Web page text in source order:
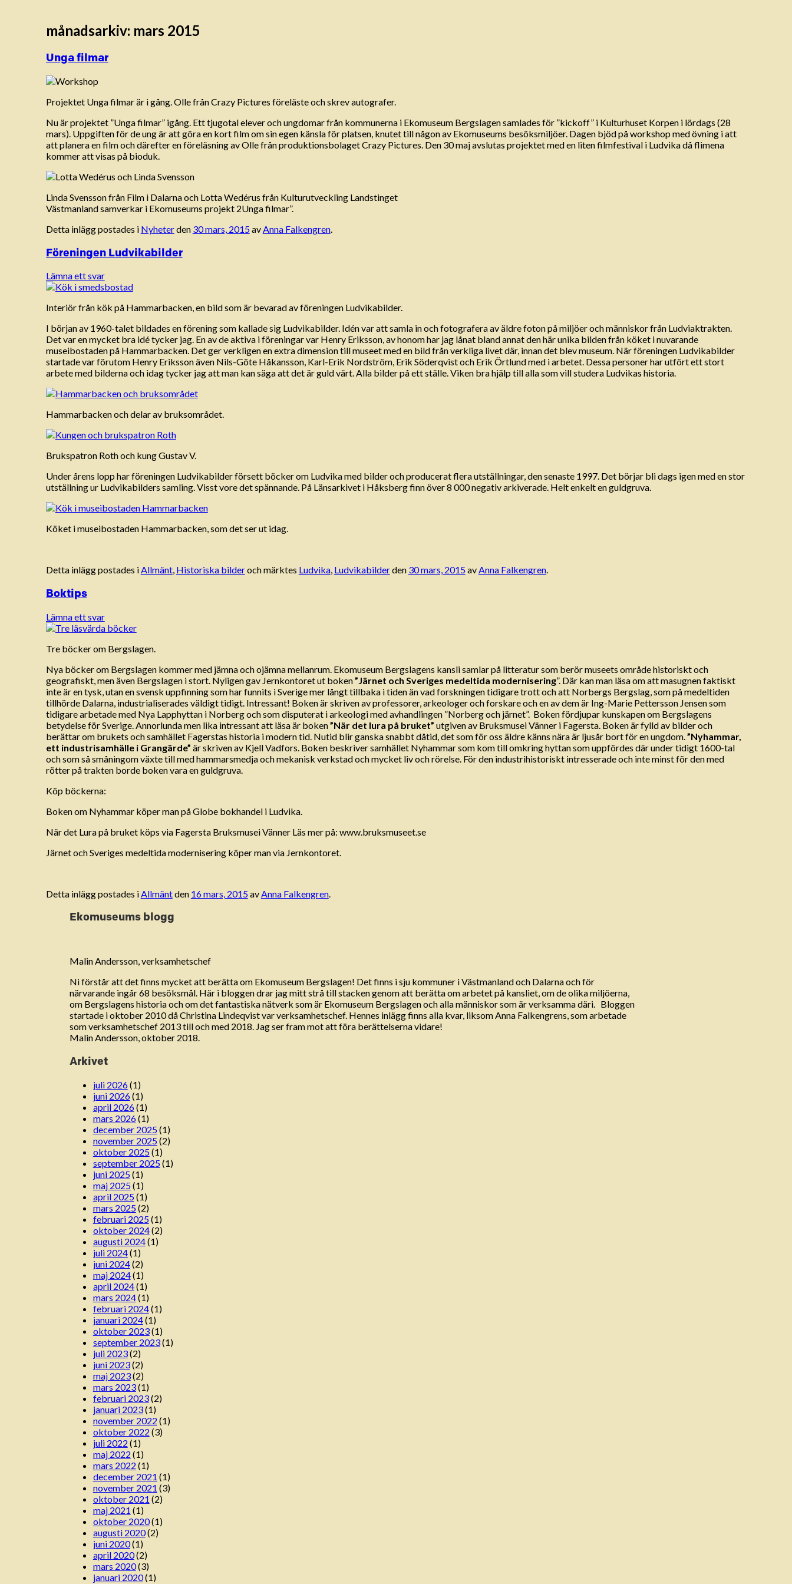
månadsarkiv: mars 2015
Unga filmar
Projektet Unga filmar är i gång. Olle från Crazy Pictures föreläste och skrev autografer.
Nu är projektet ”Unga filmar” igång. Ett tjugotal elever och ungdomar från kommunerna i Ekomuseum Bergslagen samlades för ”kickoff” i Kulturhuset Korpen i lördags (28
mars). Uppgiften för de ung är att göra en kort film om sin egen känsla för platsen, knutet till någon av Ekomuseums besöksmiljöer. Dagen bjöd på workshop med övning i att
att planera en film och därefter en föreläsning av Olle från produktionsbolaget Crazy Pictures. Den 30 maj avslutas projektet med en liten filmfestival i Ludvika då flimena
kommer att visas på bioduk.
Linda Svensson från Film i Dalarna och Lotta Wedérus från Kulturutveckling Landstinget
Västmanland samverkar i Ekomuseums projekt 2Unga filmar”.
Detta inlägg postades i Nyheterden 30 mars, 2015avAnna Falkengren.
Föreningen Ludvikabilder
Lämna ett svar
Interiör från kök på Hammarbacken, en bild som är bevarad av föreningen Ludvikabilder.
I början av 1960-talet bildades en förening som kallade sig Ludvikabilder. Idén var att samla in och fotografera av äldre foton på miljöer och människor från Ludviaktrakten.
Det var en mycket bra idé tycker jag. En av de aktiva i föreningar var Henry Eriksson, av honom har jag lånat bland annat den här unika bilden från köket i nuvarande
museibostaden på Hammarbacken. Det ger verkligen en extra dimension till museet med en bild från verkliga livet där, innan det blev museum. När föreningen Ludvikabilder
startade var förutom Henry Eriksson även Nils-Göte Håkansson, Karl-Erik Nordström, Erik Söderqvist och Erik Örtlund med i arbetet. Dessa personer har utfört ett stort
arbete med bilderna och idag tycker jag att man kan säga att det är guld värt. Alla bilder på ett ställe. Viken bra hjälp till alla som vill studera Ludvikas historia.
Hammarbacken och delar av bruksområdet.
Brukspatron Roth och kung Gustav V.
Under årens lopp har föreningen Ludvikabilder försett böcker om Ludvika med bilder och producerat flera utställningar, den senaste 1997. Det börjar bli dags igen med en stor
utställning ur Ludvikabilders samling. Visst vore det spännande. På Länsarkivet i Håksberg finn över 8 000 negativ arkiverade. Helt enkelt en guldgruva.
Köket i museibostaden Hammarbacken, som det ser ut idag.
Detta inlägg postades iAllmänt, Historiska bilderoch märktes Ludvika, Ludvikabilderden 30 mars, 2015avAnna Falkengren.
Boktips
Lämna ett svar
Tre böcker om Bergslagen.
Nya böcker om Bergslagen kommer med jämna och ojämna mellanrum. Ekomuseum Bergslagens kansli samlar på litteratur som berör museets område historiskt och
geografiskt, men även Bergslagen i stort. Nyligen gav Jernkontoret ut boken”Järnet och Sveriges medeltida modernisering”. Där kan man läsa om att masugnen faktiskt
inte är en tysk, utan en svensk uppfinning som har funnits i Sverige mer långt tillbaka i tiden än vad forskningen tidigare trott och att Norbergs Bergslag, som på medeltiden
tillhörde Dalarna, industrialiserades väldigt tidigt. Intressant! Boken är skriven av professorer, arkeologer och forskare och en av dem är Ing-Marie Pettersson Jensen som
tidigare arbetade med Nya Lapphyttan i Norberg och som disputerat i arkeologi med avhandlingen ”Norberg och järnet”. Boken fördjupar kunskapen om Bergslagens
betydelse för Sverige. Annorlunda men lika intressant att läsa är boken”När det lura på bruket” utgiven av Bruksmusei Vänner i Fagersta. Boken är fylld av bilder och
berättar om brukets och samhället Fagerstas historia i modern tid. Nutid blir ganska snabbt dåtid, det som för oss äldre känns nära är ljusår bort för en ungdom. ”Nyhammar,
ett industrisamhälle i Grangärde” är skriven av Kjell Vadfors. Boken beskriver samhället Nyhammar som kom till omkring hyttan som uppfördes där under tidigt 1600-tal
och som så småningom växte till med hammarsmedja och mekanisk verkstad och mycket liv och rörelse. För den industrihistoriskt intresserade och inte minst för den med
rötter på trakten borde boken vara en guldgruva.
Köp böckerna:
Boken om Nyhammar köper man på Globe bokhandel i Ludvika.
När det Lura på bruket köps via Fagersta Bruksmusei Vänner Läs mer på: www.bruksmuseet.se
Järnet och Sveriges medeltida modernisering köper man via Jernkontoret.
Detta inlägg postades i Allmäntden 16 mars, 2015av Anna Falkengren.
Ekomuseums blogg
Malin Andersson, verksamhetschef
Ni förstår att det finns mycket att berätta om Ekomuseum Bergslagen! Det finns i sju kommuner i Västmanland och Dalarna och för
närvarande ingår 68 besöksmål. Här i bloggen drar jag mitt strå till stacken genom att berätta om arbetet på kansliet, om de olika miljöerna,
om Bergslagens historia och om det fantastiska nätverk som är Ekomuseum Bergslagen och alla människor som är verksamma däri. Bloggen
startade i oktober 2010 då Christina Lindeqvist var verksamhetschef. Hennes inlägg finns alla kvar, liksom Anna Falkengrens, som arbetade
som verksamhetschef 2013 till och med 2018. Jag ser fram mot att föra berättelserna vidare!
Malin Andersson, oktober 2018.
Arkivet
juli 2026(1)
juni 2026(1)
april 2026(1)
mars 2026(1)
december 2025(1)
november 2025(2)
oktober 2025(1)
september 2025(1)
juni 2025(1)
maj 2025(1)
april 2025(1)
mars 2025(2)
februari 2025(1)
oktober 2024(2)
augusti 2024(1)
juli 2024(1)
juni 2024(2)
maj 2024(1)
april 2024(1)
mars 2024(1)
februari 2024(1)
januari 2024(1)
oktober 2023(1)
september 2023(1)
juli 2023(2)
juni 2023(2)
maj 2023(2)
mars 2023(1)
februari 2023(2)
januari 2023(1)
november 2022 (1)
oktober 2022 (3)
juli 2022 (1)
maj 2022 (1)
mars 2022 (1)
december 2021 (1)
november 2021 (3)
oktober 2021 (2)
maj 2021 (1)
oktober 2020(1)
augusti 2020(2)
juni 2020(1)
april 2020(2)
mars 2020(3)
januari 2020(1)